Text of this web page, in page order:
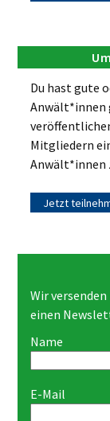
Du hast gute
Anwält*innen
Mitgliedern
Anwält*innen
Jetzt
Wir
einen
Name
E-Mail